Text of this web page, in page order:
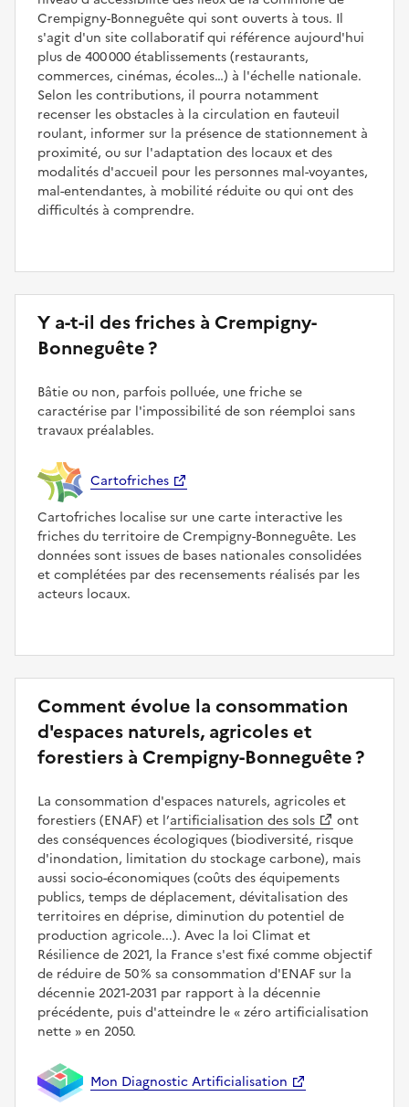
Crempigny-Bonneguête qui sont ouverts à tous. Il
s'agit d'un site collaboratif qui référence aujourd'hui
plus de 400 000 établissements (restaurants,
commerces, cinémas, écoles…) à l'échelle nationale.
Selon les contributions, il pourra notamment
recenser les obstacles à la circulation en fauteuil
roulant, informer sur la présence de stationnement à
proximité, ou sur l'adaptation des locaux et des
modalités d'accueil pour les personnes mal-voyantes,
mal-entendantes, à mobilité réduite ou qui ont des
difficultés à comprendre.
Y a-t-il des friches à Crempigny-
Bonneguête ?
Bâtie ou non, parfois polluée, une friche se
caractérise par l'impossibilité de son réemploi sans
travaux préalables.
Cartofriches
Cartofriches localise sur une carte interactive les
friches du territoire de Crempigny-Bonneguête. Les
données sont issues de bases nationales consolidées
et complétées par des recensements réalisés par les
acteurs locaux.
Comment évolue la consommation
d'espaces naturels, agricoles et
forestiers à Crempigny-Bonneguête ?
La consommation d'espaces naturels, agricoles et
forestiers (ENAF) et l’artificialisation des sols
ont
des conséquences écologiques (biodiversité, risque
d'inondation, limitation du stockage carbone), mais
aussi socio-économiques (coûts des équipements
publics, temps de déplacement, dévitalisation des
territoires en déprise, diminution du potentiel de
production agricole...). Avec la loi Climat et
Résilience de 2021, la France s'est fixé comme objectif
de réduire de 50 % sa consommation d'ENAF sur la
décennie 2021-2031 par rapport à la décennie
précédente, puis d'atteindre le
zéro artificialisation
nette
en 2050.
Mon Diagnostic Artificialisation